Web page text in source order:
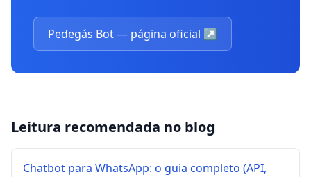
Pedegás Bot — página oficial ↗
Leitura recomendada no blog
Chatbot para WhatsApp: o guia completo (API,